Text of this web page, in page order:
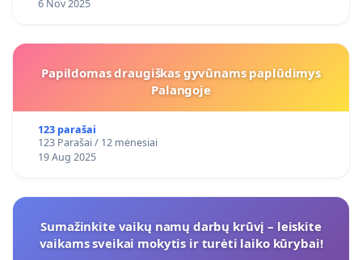
6 Nov 2025
Papildomas draugiškas gyvūnams paplūdimys
Palangoje
123 parašai
123 Parašai / 12 mėnesiai
19 Aug 2025
Sumažinkite vaikų namų darbų krūvį – leiskite
vaikams sveikai mokytis ir turėti laiko kūrybai!